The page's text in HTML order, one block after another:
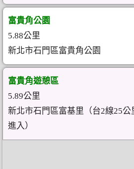
富貴角公園
5.88公里
新北市石門區富貴角公園
富貴角遊憩區
5.89公里
新北市石門區富基里（台2線25
進入）